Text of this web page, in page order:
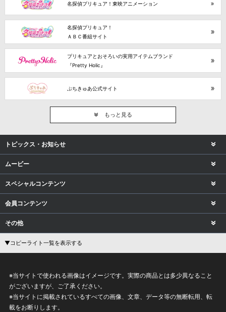
名探偵プリキュア！東映アニメーション
名探偵プリキュア！
ＡＢＣ番組サイト
プリキュアとおそろいの実用アイテムブランド
『Pretty Holic』
ぷちきゅあ公式サイト
もっと見る
トピックス・お知らせ
ムービー
スペシャルコンテンツ
会員コンテンツ
その他
▼コピーライト一覧を表示する
※当サイトで使われる画像はイメージです。実際の商品とは多少異なること
がございますが、ご了承ください。
※当サイトに掲載されているすべての画像、文章、データ等の無断転用、転
載をお断りします。